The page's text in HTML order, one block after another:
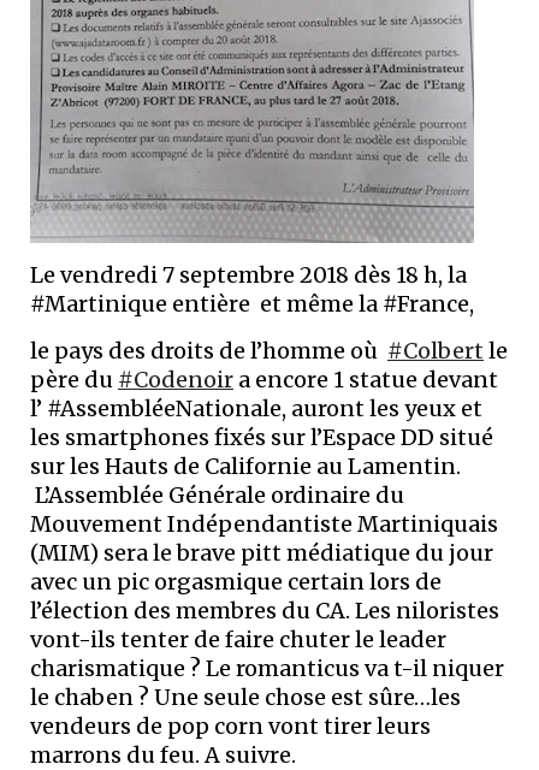
Le vendredi 7 septembre 2018 dès 18 h, la
#Martinique entière et même la #France,
le pays des droits de l’homme où #Colbert le
père du #Codenoir a encore 1 statue devant
l’ #AssembléeNationale, auront les yeux et
les smartphones fixés sur l’Espace DD situé
sur les Hauts de Californie au Lamentin.
L’Assemblée Générale ordinaire du
Mouvement Indépendantiste Martiniquais
(MIM) sera le brave pitt médiatique du jour
avec un pic orgasmique certain lors de
l’élection des membres du CA. Les niloristes
vont-ils tenter de faire chuter le leader
charismatique ? Le romanticus va t-il niquer
le chaben ? Une seule chose est sûre…les
vendeurs de pop corn vont tirer leurs
marrons du feu. A suivre.